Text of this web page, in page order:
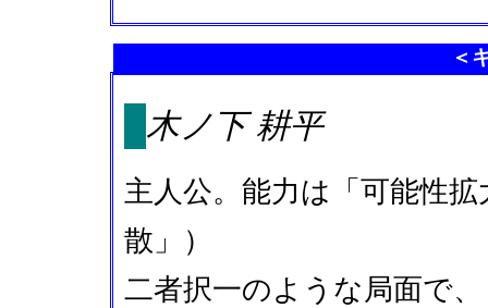
＜
木ノ下 耕平
主人公。能力は「可能性
散」）
二者択一のような局面で